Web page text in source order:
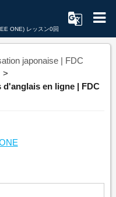
ONE) レッスン0回
japonaise | FDC
en ligne | FDC